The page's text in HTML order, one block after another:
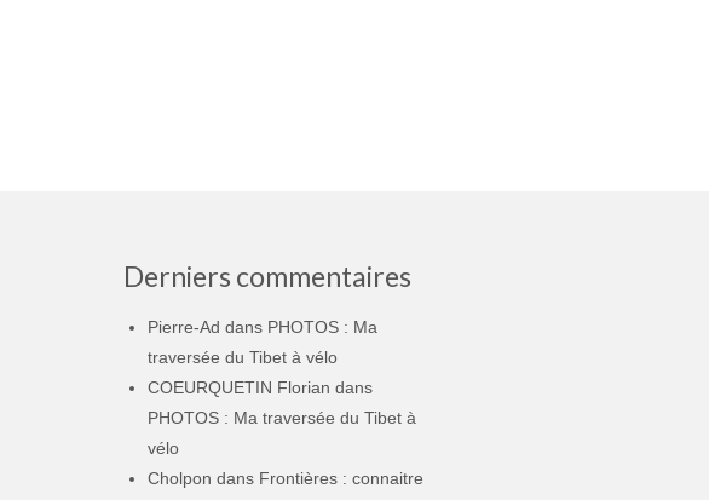
Derniers commentaires
Pierre-Ad dans PHOTOS : Ma
traversée du Tibet à vélo
COEURQUETIN Florian dans
PHOTOS : Ma traversée du Tibet à
vélo
Cholpon dans Frontières : connaitre